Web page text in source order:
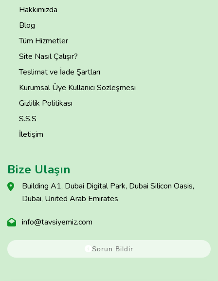
Hakkımızda
Blog
Tüm Hizmetler
Site Nasıl Çalışır?
Teslimat ve İade Şartları
Kurumsal Üye Kullanıcı Sözleşmesi
Gizlilik Politikası
S.S.S
İletişim
Bize Ulaşın
Building A1, Dubai Digital Park, Dubai Silicon Oasis,
Dubai, United Arab Emirates
info@tavsiyemiz.com
Sorun Bildir